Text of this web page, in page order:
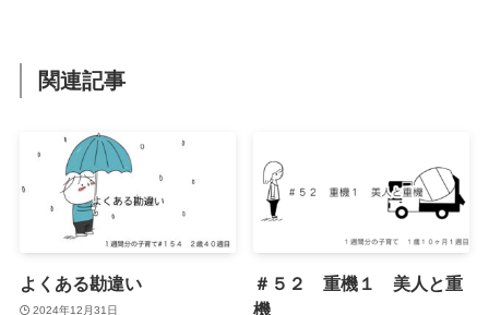
関連記事
よくある勘違い
2024年12月31日
＃５２ 重機１ 美人と重
機